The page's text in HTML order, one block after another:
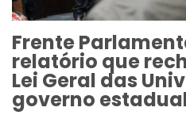
Frente
relatório que
Lei Geral das
governo